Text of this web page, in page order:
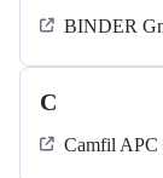
BINDER
C
Camfil APC